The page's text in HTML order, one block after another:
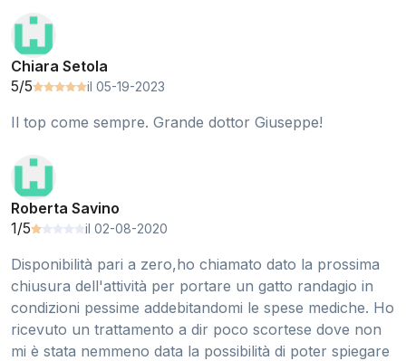
Chiara Setola
5/5
il 05-19-2023
Il top come sempre. Grande dottor Giuseppe!
Roberta Savino
1/5
il 02-08-2020
Disponibilità pari a zero,ho chiamato dato la prossima
chiusura dell'attività per portare un gatto randagio in
condizioni pessime addebitandomi le spese mediche. Ho
ricevuto un trattamento a dir poco scortese dove non
mi è stata nemmeno data la possibilità di poter spiegare